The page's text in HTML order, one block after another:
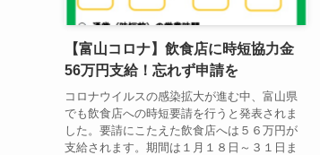
【富山コロナ】飲食店に時短協力金
56万円支給！忘れず申請を
コロナウイルスの感染拡大が進む中、富山県
でも飲食店への時短要請を行うと発表されま
した。要請にこたえた飲食店へは５６万円が
支給されます。期間は１月１８日～３１日ま